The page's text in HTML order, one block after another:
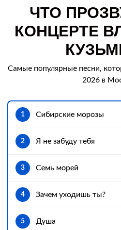
ЧТО
КОНЦЕРТЕ
Самые популярные песни,
2026 в
1 Сибирские морозы
2 Я не забуду тебя
3 Семь морей
4 Зачем уходишь ты?
5 Душа